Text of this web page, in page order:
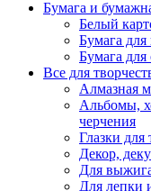
Бумага и
Белый
Бумага
Бумага
Все для
Алмазная
Альбомы,
черчения
Глазки для
Декор,
Для
Для лепки